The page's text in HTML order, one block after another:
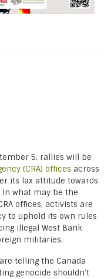
5, rallies will be
(CRA) offices across
its lax attitude towards
In what may be the
offices, activists are
to uphold its own rules
illegal West Bank
militaries.
telling the Canada
genocide shouldn’t